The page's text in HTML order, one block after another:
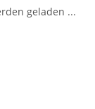
geladen ...